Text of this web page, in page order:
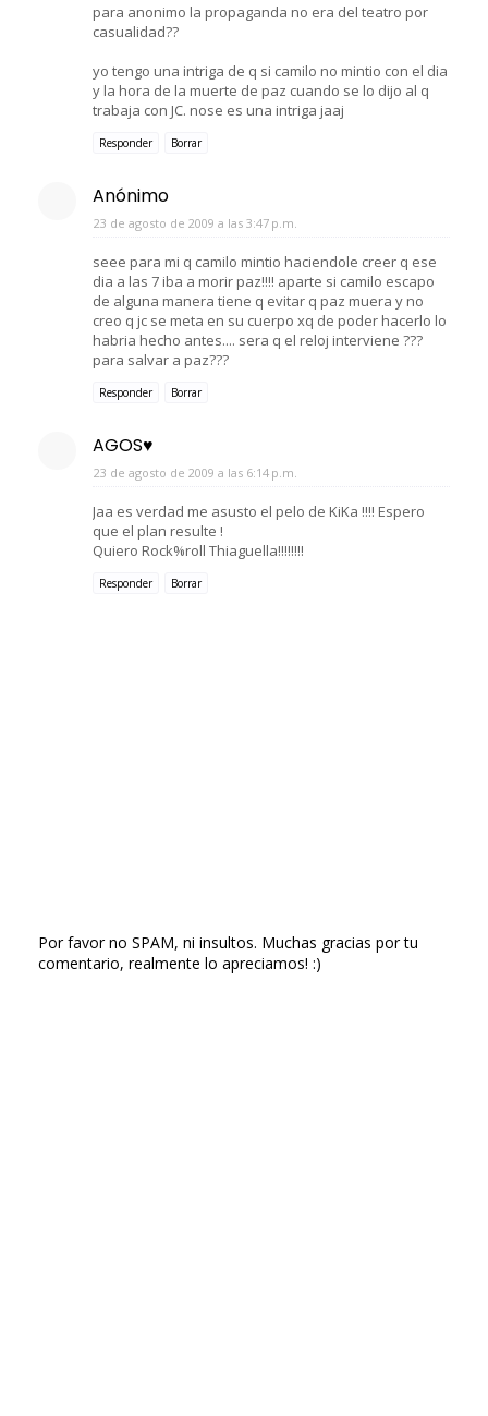
para anonimo la propaganda no era del teatro por
casualidad??
yo tengo una intriga de q si camilo no mintio con el dia
y la hora de la muerte de paz cuando se lo dijo al q
trabaja con JC. nose es una intriga jaaj
Responder Borrar
Anónimo
23 de agosto de 2009 a las 3:47 p.m.
seee para mi q camilo mintio haciendole creer q ese
dia a las 7 iba a morir paz!!!! aparte si camilo escapo
de alguna manera tiene q evitar q paz muera y no
creo q jc se meta en su cuerpo xq de poder hacerlo lo
habria hecho antes.... sera q el reloj interviene ???
para salvar a paz???
Responder Borrar
AGOS♥
23 de agosto de 2009 a las 6:14 p.m.
Jaa es verdad me asusto el pelo de KiKa !!!! Espero
que el plan resulte !
Quiero Rock%roll Thiaguella!!!!!!!!
Responder Borrar
Por favor no SPAM, ni insultos. Muchas gracias por tu
comentario, realmente lo apreciamos! :)